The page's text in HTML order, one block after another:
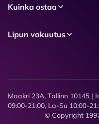
Kuinka ostaa
Lipun vakuutus
Maakri 23A, Tallinn 10145 |
09:00-21:00, La-Su 10:00-
© Copyright